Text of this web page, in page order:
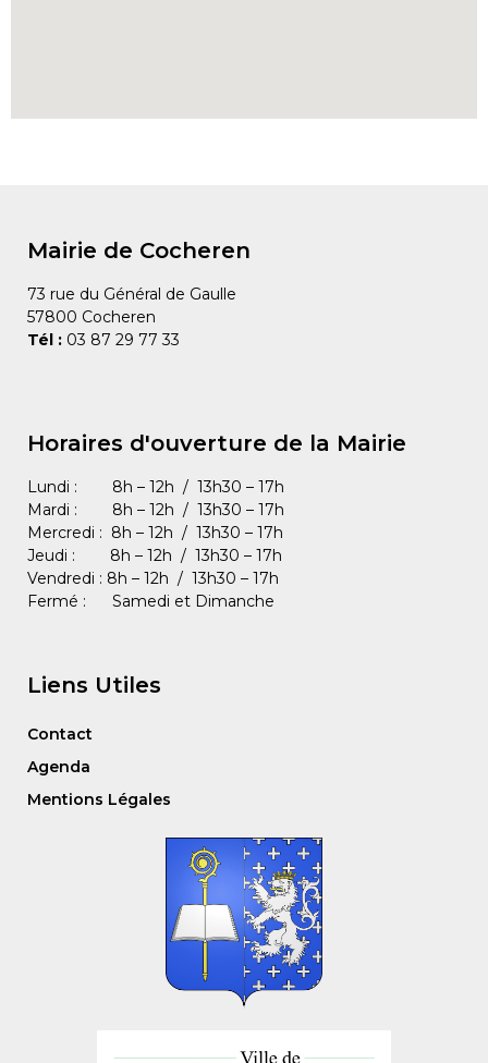
Mairie de Cocheren
73 rue du Général de Gaulle
57800 Cocheren
Tél : 03 87 29 77 33
Horaires d'ouverture de la Mairie
Lundi : 8h – 12h / 13h30 – 17h
Mardi : 8h – 12h / 13h30 – 17h
Mercredi : 8h – 12h / 13h30 – 17h
Jeudi : 8h – 12h / 13h30 – 17h
Vendredi : 8h – 12h / 13h30 – 17h
Fermé : Samedi et Dimanche
Liens Utiles
Contact
Agenda
Mentions Légales